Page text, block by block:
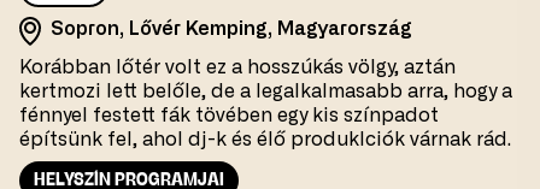
Sopron, Lővér Kemping, Magyarország
Korábban lőtér volt ez a hosszúkás völgy, aztán
kertmozi lett belőle, de a legalkalmasabb arra, hogy a
fénnyel festett fák tövében egy kis színpadot
építsünk fel, ahol dj-k és élő produklciók várnak rád.
HELYSZÍN PROGRAMJAI